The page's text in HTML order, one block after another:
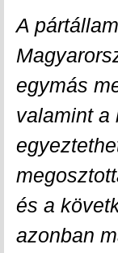
A
egymás
valamint a
és a
azonban